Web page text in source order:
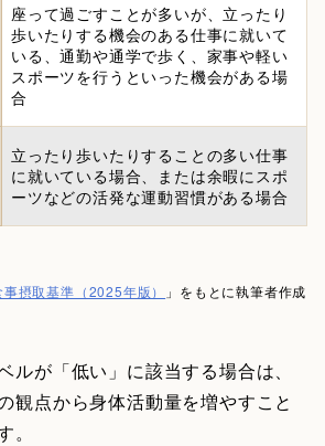
座って過ごすことが多いが、立ったり
歩いたりする機会のある仕事に就いて
いる、通勤や通学で歩く、家事や軽い
スポーツを行うといった機会がある場
合
立ったり歩いたりすることの多い仕事
に就いている場合、または余暇にスポ
ーツなどの活発な運動習慣がある場合
摂取基準（2025年版） 」をもとに執筆者作成
ルが「低い」に該当する場合は、
観点から身体活動量を増やすこと